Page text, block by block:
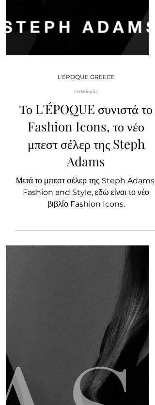
Πολιτισμός
Το L'ÉPOQUE συνιστά το
Fashion Icons, το νέο
μπεστ σέλερ της Steph
Adams
Μετά το μπεστ σέλερ της Steph Adams,
βιβλίο Fashion Icons.